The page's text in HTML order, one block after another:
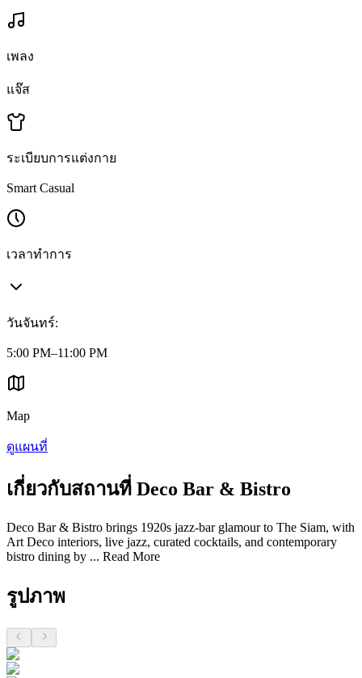
เพลง
แจ๊ส
ระเบียบการแต่งกาย
Smart Casual
เวลาทำการ
วันจันทร์:
5:00 PM–11:00 PM
Map
ดูแผนที่
เกี่ยวกับสถานที่ Deco Bar & Bistro
Deco Bar & Bistro brings 1920s jazz-bar glamour to The Siam, with
Art Deco interiors, live jazz, curated cocktails, and contemporary
bistro dining by ... Read More
รูปภาพ